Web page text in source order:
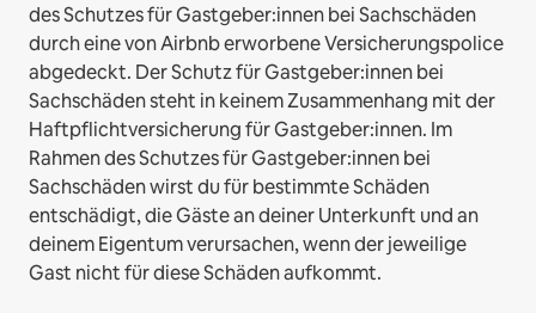
des Schutzes für Gastgeber:innen bei Sachschäden
durch eine von Airbnb erworbene Versicherungspolice
abgedeckt. Der Schutz für Gastgeber:innen bei
Sachschäden steht in keinem Zusammenhang mit der
Haftpflichtversicherung für Gastgeber:innen. Im
Rahmen des Schutzes für Gastgeber:innen bei
Sachschäden wirst du für bestimmte Schäden
entschädigt, die Gäste an deiner Unterkunft und an
deinem Eigentum verursachen, wenn der jeweilige
Gast nicht für diese Schäden aufkommt.